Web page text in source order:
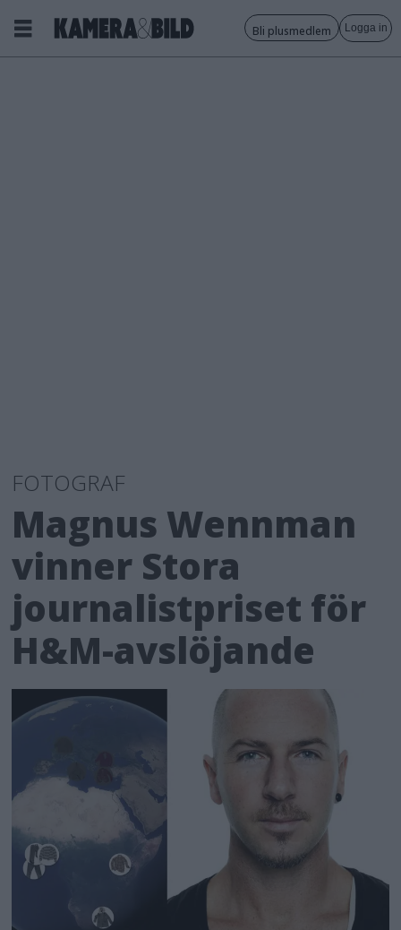
Bli plusmedlem Logga in
FOTOGRAF
Magnus Wennman
vinner Stora
journalistpriset för
H&M-avslöjande